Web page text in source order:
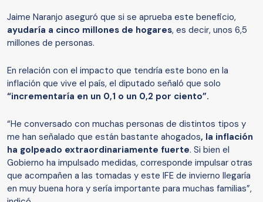
Jaime Naranjo aseguró que si se aprueba este beneficio,
ayudaría a cinco millones de hogares, es decir, unos 6,5
millones de personas.
En relación con el impacto que tendría este bono en la
inflación que vive el país, el diputado señaló que solo
“incrementaría en un 0,1 o un 0,2 por ciento”.
“He conversado con muchas personas de distintos tipos y
me han señalado que están bastante ahogados, la inflación
ha golpeado extraordinariamente fuerte. Si bien el
Gobierno ha impulsado medidas, corresponde impulsar otras
que acompañen a las tomadas y este IFE de invierno llegaría
en muy buena hora y sería importante para muchas familias”,